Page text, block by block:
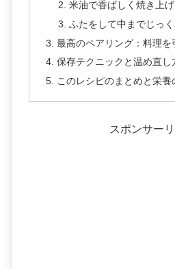
米油で香ばしく焼き上げ
ふたをして中までじっ
最高のペアリング：料理を
保存テクニックと温め直し
このレシピのまとめと栄養
スポンサー